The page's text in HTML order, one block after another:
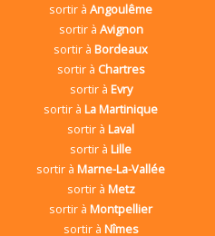
sortir àAngoulême
sortir à Avignon
sortir àBordeaux
sortir à Chartres
sortir à Evry
sortir àLa Martinique
sortir àLaval
sortir àLille
sortir àMarne-La-Vallée
sortir à Metz
sortir àMontpellier
sortir à Nîmes